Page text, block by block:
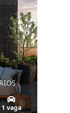
1 vaga